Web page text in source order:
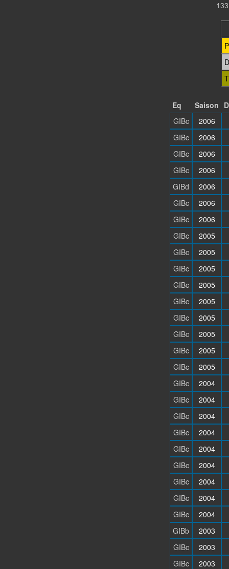
Eq Saison
GIBc
2006
GIBc
2006
GIBc
2006
GIBc
2006
GIBd
2006
GIBc
2006
GIBc
2006
GIBc
2005
GIBc
2005
GIBc
2005
GIBc
2005
GIBc
2005
GIBc
2005
GIBc
2005
GIBc
2005
GIBc
2005
GIBc
2004
GIBc
2004
GIBc
2004
GIBc
2004
GIBc
2004
GIBc
2004
GIBc
2004
GIBc
2004
GIBc
2004
GIBb
2003
GIBc
2003
GIBc
2003